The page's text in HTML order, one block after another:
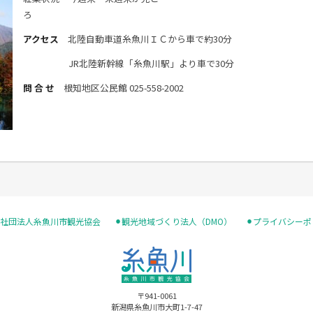
ろ
アクセス 北陸自動車道糸魚川ＩＣから車で約30分
JR北陸新幹線「糸魚川駅」より車で30分
問 合 せ 根知地区公民館 025-558-2002
団法人糸魚川市観光協会 ⚫︎観光地域づくり法人（DMO） ⚫︎プライバシー
〒941-0061
新潟県糸魚川市大町1-7-47